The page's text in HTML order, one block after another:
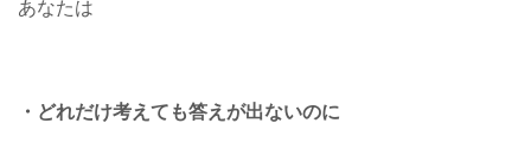
あなたは
・どれだけ考えても答えが出ないのに